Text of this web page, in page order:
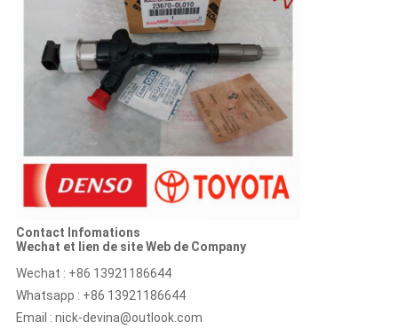
Contact Infomations
Wechat et lien de site Web de Company
Wechat : +86 13921186644
Whatsapp : +86 13921186644
Email : nick-devina@outlook.com